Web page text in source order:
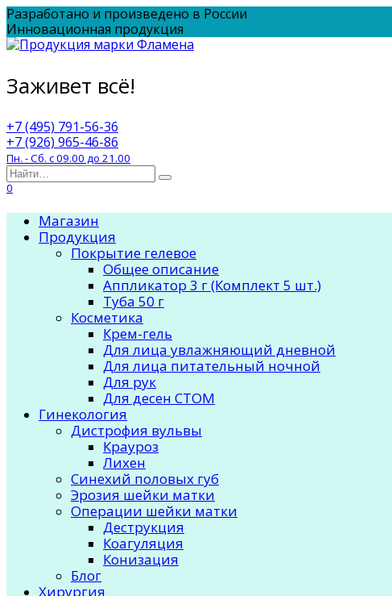
Перейти
к
содержанию
Разработано и произведено в России
Инновационная продукция
Заживет всё!
+7 (495) 791-56-36
+7 (926) 965-46-86
Пн. - Сб. с 09.00 до 21.00
Search
for:
0
Магазин
Продукция
Покрытие гелевое
Общее описание
Аппликатор 3 г (Комплект 5 шт.)
Туба 50 г
Косметика
Крем-гель
Для лица увлажняющий дневной
Для лица питательный ночной
Для рук
Для десен СТОМ
Гинекология
Дистрофия вульвы
Крауроз
Лихен
Синехий половых губ
Эрозия шейки матки
Операции шейки матки
Деструкция
Коагуляция
Конизация
Блог
Хирургия